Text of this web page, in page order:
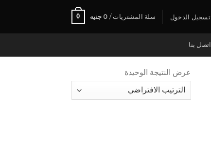
تسجيل الدخول سلة المشتريات / 0 جنيه 0
اتصل بنا
عرض النتيجة الوحيدة